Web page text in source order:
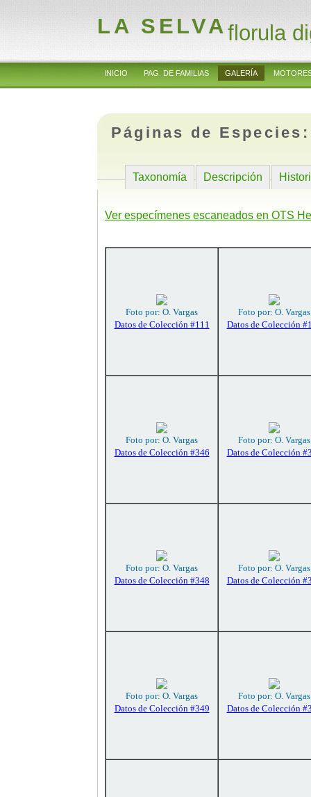
LA SELVAflorula
INICIO PAG. DE FAMILIAS GALERÍA
Páginas de
Taxonomía Descripción
Ver especímenes escaneados en OTS
Foto por: O. Vargas
Datos de Colección #111
Foto por: O. Vargas
Datos de Colección
Foto por: O. Vargas
Datos de Colección #346
Foto por: O. Vargas
Datos de Colección
Foto por: O. Vargas
Datos de Colección #348
Foto por: O. Vargas
Datos de Colección
Foto por: O. Vargas
Datos de Colección #349
Foto por: O. Vargas
Datos de Colección